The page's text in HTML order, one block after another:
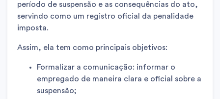
período de suspensão e as consequências do ato,
servindo como um registro oficial da penalidade
imposta.
Assim, ela tem como principais objetivos:
Formalizar a comunicação: informar o
empregado de maneira clara e oficial sobre a
suspensão;